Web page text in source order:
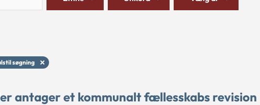
søgning
antager et kommunalt fællesskabs revision